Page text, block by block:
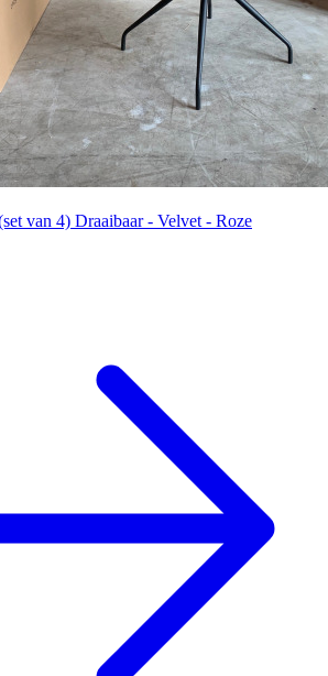
van 4) Draaibaar - Velvet - Roze